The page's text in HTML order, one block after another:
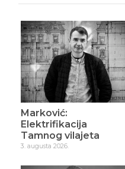
Marković:
Elektrifikacija
Tamnog vilajeta
3. augusta 2026.